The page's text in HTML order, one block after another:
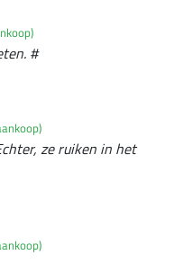
#
ze ruiken in het